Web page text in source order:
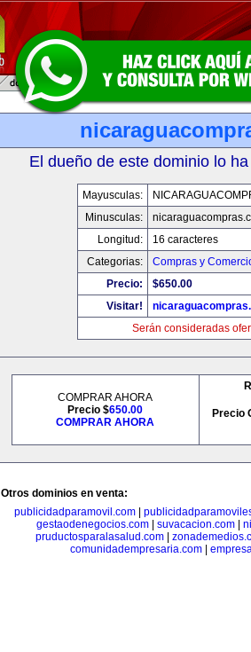
El dueño de este dominio lo
Mayusculas:
Minusculas:
Longitud:
16 caracteres
Categorias:
Compras y
Precio:
$650.00
Visitar!
Serán consideradas
COMPRAR AHORA
Precio $650.00
COMPRAR AHORA
Precio
Otros dominios en venta:
publicidadparamovil.com
gestaodenegocios.com| suvacacion.com|
pruductosparalasalud.com|
comunidadempresaria.com|